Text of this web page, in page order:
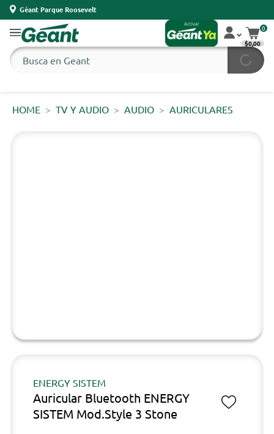
Géant Parque Roosevelt
0
$0,00
HOME TV Y AUDIO AUDIO AURICULARES
ENERGY SISTEM
Auricular Bluetooth ENERGY
SISTEM Mod.Style 3 Stone